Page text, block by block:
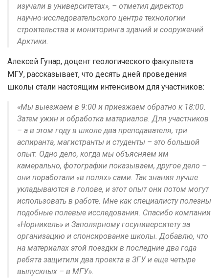
изучали в университетах», – отметил директор
научно-исследовательского центра технологии
строительства и мониторинга зданий и сооружений
Арктики.
Алексей Гунар, доцент геологического факультета
МГУ, рассказывает, что десять дней проведения
школы стали настоящим интенсивом для участников:
«Мы выезжаем в 9:00 и приезжаем обратно к 18:00.
Затем ужин и обработка материалов. Для участников
– а в этом году в школе два преподавателя, три
аспиранта, магистранты и студенты – это большой
опыт. Одно дело, когда мы объясняем им
камерально, фотографии показываем, другое дело –
они поработали «в полях» сами. Так знания лучше
укладываются в голове, и этот опыт они потом могут
использовать в работе. Мне как специалисту полезны
подобные полевые исследования. Спасибо компании
«Норникель» и Заполярному госуниверситету за
организацию и спонсирование школы. Добавлю, что
на материалах этой поездки в последние два года
ребята защитили два проекта в ЗГУ и еще четыре
выпускных – в МГУ».